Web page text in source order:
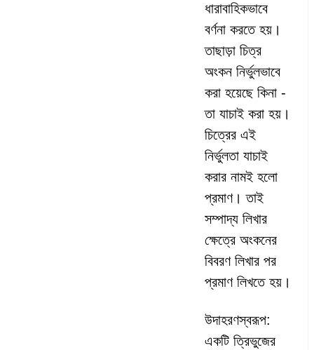
ধারাবাহিকভাবে
বর্ণনা করতে হয়।
তাছাড়া চিত্র
অংকন নির্ভুলভাবে
করা হয়েছে কিনা -
তা যাচাই করা হয়।
চিত্রের এই
নির্ভুলতা যাচাই
করার নামই হলো
প্রমাণ। তাই
সম্পাদ্য লিখার
ক্ষেত্রে অংকনের
বিবরণ লিখার পর
প্রমাণ লিখতে হয়।
উদাহরণস্বরূপ:
একটি ত্রিভুজের